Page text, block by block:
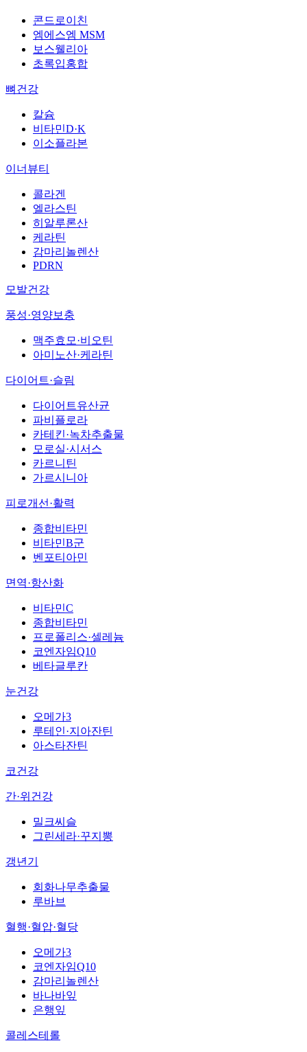
콘드로이친
엠에스엠 MSM
보스웰리아
초록입홍합
뼈건강
칼슘
비타민D·K
이소플라본
이너뷰티
콜라겐
엘라스틴
히알루론산
케라틴
감마리놀렌산
PDRN
모발건강
풍성·영양보충
맥주효모·비오틴
아미노산·케라틴
다이어트·슬림
다이어트유산균
파비플로라
카테킨·녹차추출물
모로실·시서스
카르니틴
가르시니아
피로개선·활력
종합비타민
비타민B군
벤포티아민
면역·항산화
비타민C
종합비타민
프로폴리스·셀레늄
코엔자임Q10
베타글루칸
눈건강
오메가3
루테인·지아잔틴
아스타잔틴
코건강
간·위건강
밀크씨슬
그린세라·꾸지뽕
갱년기
회화나무추출물
루바브
혈행·혈압·혈당
오메가3
코엔자임Q10
감마리놀렌산
바나바잎
은행잎
콜레스테롤